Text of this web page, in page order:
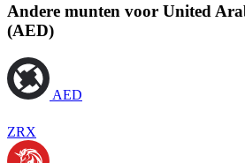
Andere munten voor United
(AED)
AED
ZRX